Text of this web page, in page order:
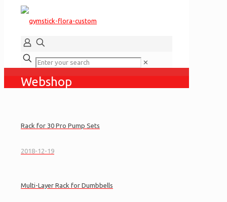
✕
Webshop
Rack for 30 Pro Pump Sets
2018-12-19
Multi-Layer Rack for Dumbbells